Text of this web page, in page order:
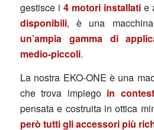
gestisce i 4 motori installati e
disponibili, è una
un’ampia gamma di
medio-piccoli.
La nostra EKO-ONE è una
che trova impiegoin
pensata e costruita in ottica
però tutti gli accessori più